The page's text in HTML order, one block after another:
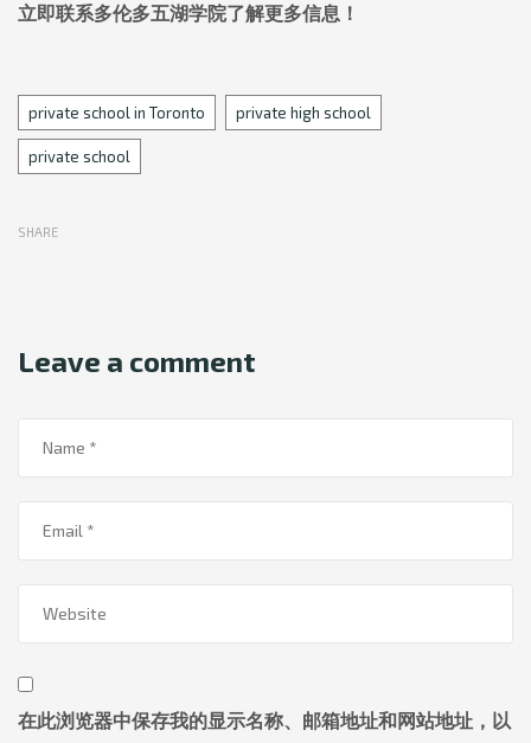
立即联系多伦多五湖学院了解更多信息！
Tags
private school in Toronto private high school
private school
SHARE
Leave a comment
在此浏览器中保存我的显示名称、邮箱地址和网站地址，以